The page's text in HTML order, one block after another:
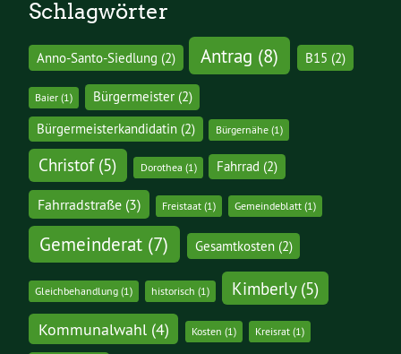
Schlagwörter
Anno-Santo-Siedlung (2) Antrag (8) B15 (2)
Baier (1) Bürgermeister(2)
Bürgermeisterkandidatin(2) Bürgernähe(1)
Christof(5) Dorothea (1) Fahrrad (2)
Fahrradstraße(3) Freistaat (1) Gemeindeblatt(1)
Gemeinderat (7) Gesamtkosten(2)
Gleichbehandlung (1) historisch (1) Kimberly(5)
Kommunalwahl(4) Kosten (1) Kreisrat(1)